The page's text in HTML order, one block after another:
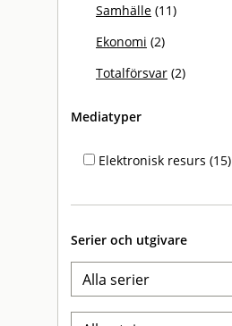
Samhälle (11)
Ekonomi (2)
Totalförsvar (2)
Mediatyper
Elektronisk resurs (15)
Serier och utgivare